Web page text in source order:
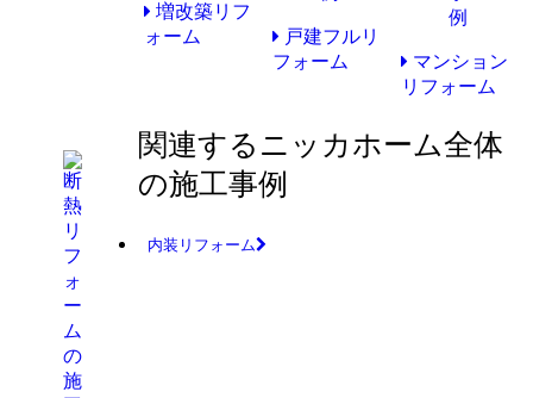
増改築リフ
ォーム
戸建フルリ
フォーム
マンション
リフォーム
関連するニッカホーム全体
の施工事例
内装リフォーム